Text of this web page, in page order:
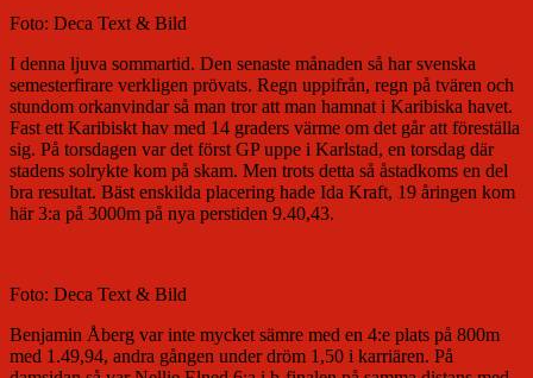
Foto: Deca Text & Bild
I denna ljuva sommartid. Den senaste månaden så har svenska
semesterfirare verkligen prövats. Regn uppifrån, regn på tvären och
stundom orkanvindar så man tror att man hamnat i Karibiska havet.
Fast ett Karibiskt hav med 14 graders värme om det går att föreställa
sig. På torsdagen var det först GP uppe i Karlstad, en torsdag där
stadens solrykte kom på skam. Men trots detta så åstadkoms en del
bra resultat. Bäst enskilda placering hade Ida Kraft, 19 åringen kom
här 3:a på 3000m på nya perstiden 9.40,43.
Foto: Deca Text & Bild
Benjamin Åberg var inte mycket sämre med en 4:e plats på 800m
med 1.49,94, andra gången under dröm 1,50 i karriären. På